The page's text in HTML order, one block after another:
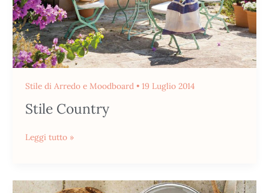
Stile di Arredo e Moodboard• 19 Luglio 2014
Stile Country
Leggi tutto »
Grey